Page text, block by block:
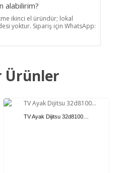
alabilirim?
ikinci el üründür; lokal
yoktur. Sipariş için WhatsApp:
Ürünler
TV Ayak Dijitsu 32d8100…